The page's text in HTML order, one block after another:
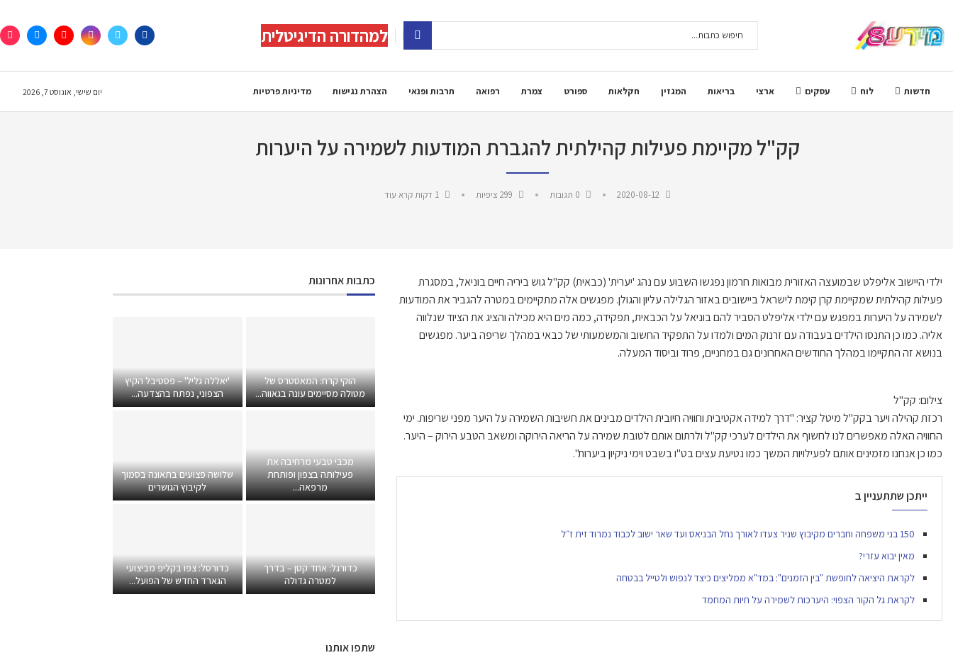
למהדורה הדיגיטלית
חדשות לוח עסקים ארצי בריאות המגזין חקלאות ספורט צמרת רפואה תרבות ופנאי הצהרת נגישות מדיניות פרטיות יום שישי, אוגוסט 7, 2026
קק"ל מקיימת פעילות קהילתית להגברת המודעות לשמירה על היערות
2020-08-12
299 ציפיות
ילדי היישוב אליפלט שבמועצה האזורית מבואות חרמון נפגשו השבוע עם נהג 'יערית' (כבאית) קק"ל גוש ביריה חיים בוניאל, במסגרת
פעילות קהילתית שמקיימת קרן קימת לישראל ביישובים באזור הגלילה עליון והגולן. מפגשים אלה מתקיימים במטרה להגביר את המודעות
לשמירה על היערות במפגש עם ילדי אליפלט הסביר להם בוניאל על הכבאית, תפקידה, כמה מים היא מכילה והציג את הציוד שנלווה
אליה. כמו כן התנסו הילדים בעבודה עם זרנוק המים ולמדו על התפקיד החשוב והמשמעותי של כבאי במהלך שריפה ביער. מפגשים
בנושא זה התקיימו במהלך החודשים האחרונים גם במחניים, פרוד וביסוד המעלה.
צילום: קק"ל
רכזת קהילה ויער בקק"ל מיטל קציר: "דרך למידה אקטיבית וחוויה חיובית הילדים מבינים את חשיבות השמירה על היער מפני שריפות. ימי
החוויה האלה מאפשרים לנו לחשוף את הילדים לערכי קק"ל ולרתום אותם לטובת שמירה על הריאה הירוקה ומשאב הטבע הירוק – היער.
כמו כן אנחנו מזמינים אותם לפעילויות המשך כמו נטיעת עצים בט"ו בשבט וימי ניקיון ביערות".
ייתכן שתתעניין ב
150 בני משפחה וחברים מקיבוץ שניר צעדו לאורך נחל הבניאס ועד שאר ישוב לכבוד נמרוד זית ז״ל
מאין יבוא עזרי?
לקראת היציאה לחופשת "בין הזמנים": במד"א ממליצים כיצד לנפוש ולטייל בבטחה
לקראת גל הקור הצפוי: היערכות לשמירה על חיות המחמד
כתבות אחרונות
הוקי קרח: המאסטרס של
מטולה מסיימים עונה בגאווה...
'יאללה גליל' – פסטיבל הקיץ
הצפוני, נפתח בהצדעה...
מכבי טבעי מרחיבה את
פעילותה בצפון ופותחת
מרפאה...
שלושה פצועים בתאונה בסמוך
לקיבוץ הגושרים
כדורגל: אחד קטן – בדרך
למטרה גדולה
כדורסל: צפו בקליפ מביצועי
הגארד החדש של הפועל...
שתפו אותנו